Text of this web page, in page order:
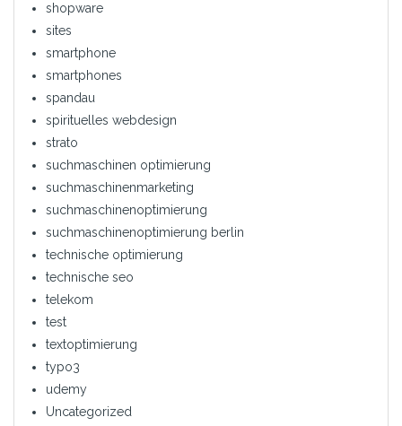
shopware
sites
smartphone
smartphones
spandau
spirituelles webdesign
strato
suchmaschinen optimierung
suchmaschinenmarketing
suchmaschinenoptimierung
suchmaschinenoptimierung berlin
technische optimierung
technische seo
telekom
test
textoptimierung
typo3
udemy
Uncategorized